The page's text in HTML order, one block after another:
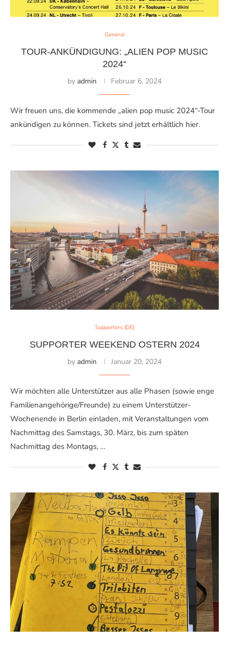
General
TOUR-ANKÜNDIGUNG: „ALIEN POP MUSIC
2024“
by admin Februar 6, 2024
Wir freuen uns, die kommende „alien pop music 2024“-Tour
ankündigen zu können. Tickets sind jetzt erhältlich hier.
Supporters (DE)
SUPPORTER WEEKEND OSTERN 2024
by admin Januar 20, 2024
Wir möchten alle Unterstützer aus alle Phasen (sowie enge
Familienangehörige/Freunde) zu einem Unterstützer-
Wochenende in Berlin einladen, mit Veranstaltungen vom
Nachmittag des Samstags, 30. März, bis zum späten
Nachmittag des Montags, …